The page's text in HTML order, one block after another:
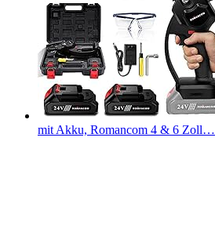
mit Akku, Romancom 4 & 6 Zoll…